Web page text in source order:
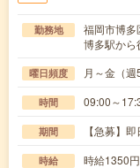
勤務地
福岡市博多
博多駅か
曜日頻度 月～金（
時間 09:00～
期間 【急募】
時給 時給1350